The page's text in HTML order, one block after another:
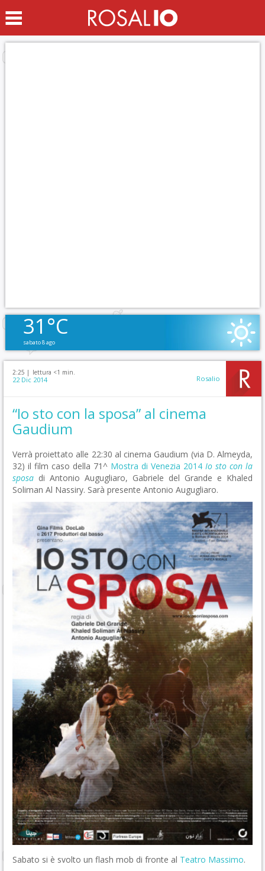
31°C
sabato 8 ago
2:25 | lettura <1 min.
22 Dic 2014 Rosalio
“Io sto con la sposa” al cinema
Gaudium
Verrà proiettato alle 22:30 al cinema Gaudium (via D. Almeyda,
32) il film caso della 71^ Mostra di Venezia 2014 Io sto con la
sposa di Antonio Augugliaro, Gabriele del Grande e Khaled
Soliman Al Nassiry. Sarà presente Antonio Augugliaro.
Sabato si è svolto un flash mob di fronte al Teatro Massimo.